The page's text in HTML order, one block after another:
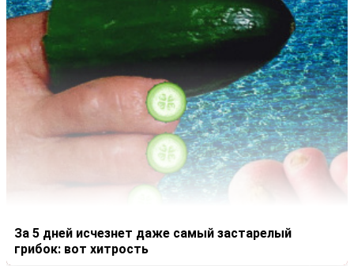
За 5 дней исчезнет даже самый застарелый
грибок: вот хитрость